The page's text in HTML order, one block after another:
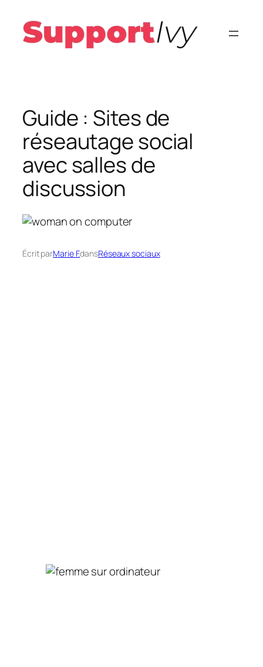
contenu
Guide : Sites de
réseautage social
avec salles de
discussion
Écrit parMarie F.dansRéseaux sociaux